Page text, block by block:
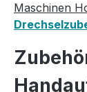
Maschinen